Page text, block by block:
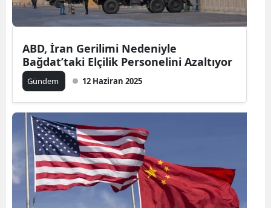
ABD, İran Gerilimi Nedeniyle
Bağdat’taki Elçilik Personelini Azaltıyor
Gündem 12 Haziran 2025